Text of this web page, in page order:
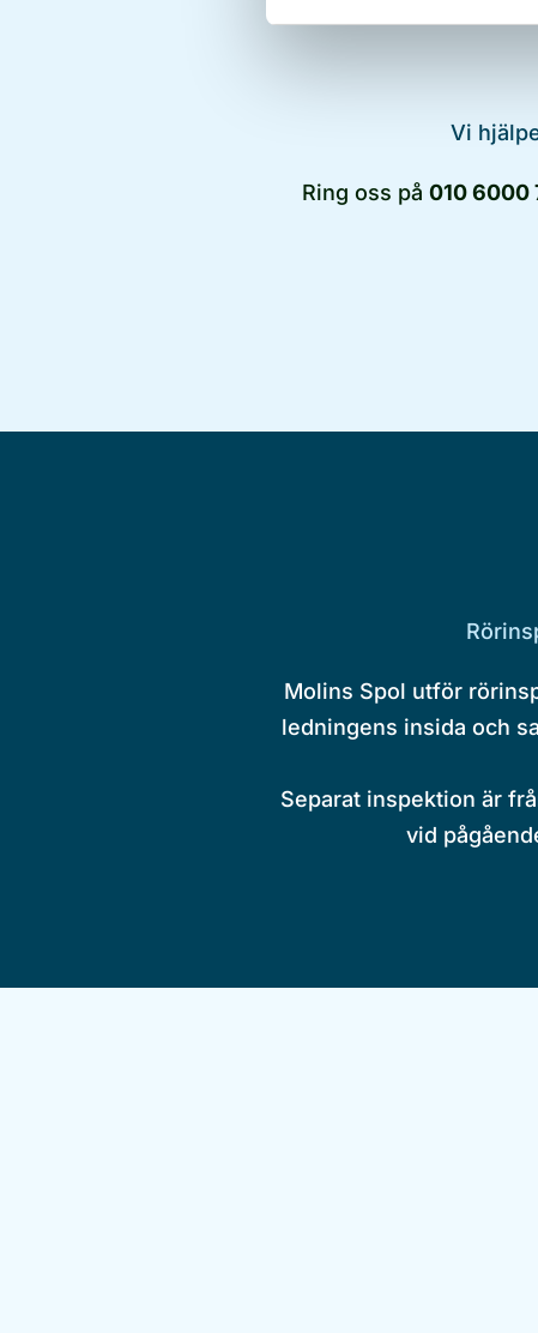
Vi
Ring oss på 010 6000
Molins Spol utför
ledningens insida och
Separat inspektion är
vid